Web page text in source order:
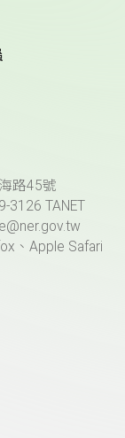
路45號
3126 TANET
、Apple Safari